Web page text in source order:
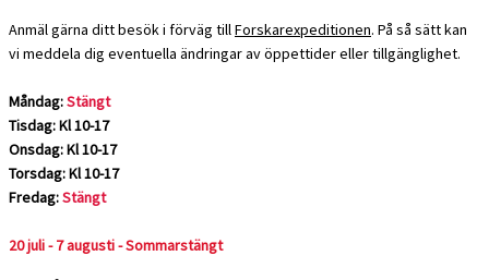
Anmäl gärna ditt besök i förväg tillForskarexpeditionen. På så sätt kan
vi meddela dig eventuella ändringar av öppettider eller tillgänglighet.
Måndag:Stängt
Tisdag: Kl 10-17
Onsdag: Kl 10-17
Torsdag: Kl 10-17
Fredag:Stängt
20 juli - 7 augusti - Sommarstängt